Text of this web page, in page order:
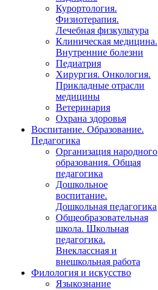
Курортология.
Физиотерапия.
Лечебная физкультура
Клиническая медицина.
Внутренние болезни
Педиатрия
Хирургия. Онкология.
Прикладные отрасли
медицины
Ветеринария
Охрана здоровья
Воспитание. Образование.
Педагогика
Организация народного
образования. Общая
педагогика
Дошкольное
воспитание.
Дошкольная педагогика
Общеобразовательная
школа. Школьная
педагогика.
Внеклассная и
внешкольная работа
Филология и искусство
Языкознание